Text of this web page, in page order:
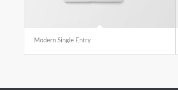
Modern Single Entry